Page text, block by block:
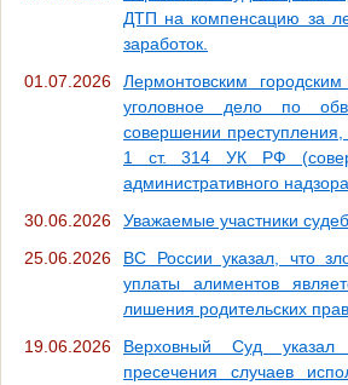
ДТП на компенсацию за
заработок.
01.07.2026
Лермонтовским
уголовное дело по
совершении преступления,
1 ст. 314 УК РФ
административного
30.06.2026
Уважаемые участники
25.06.2026
ВС России указал, что
уплаты алиментов
лишения родительских прав
19.06.2026
Верховный Суд указал
пресечения случаев